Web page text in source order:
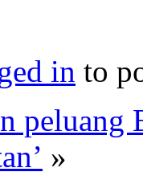
in to
peluang
»